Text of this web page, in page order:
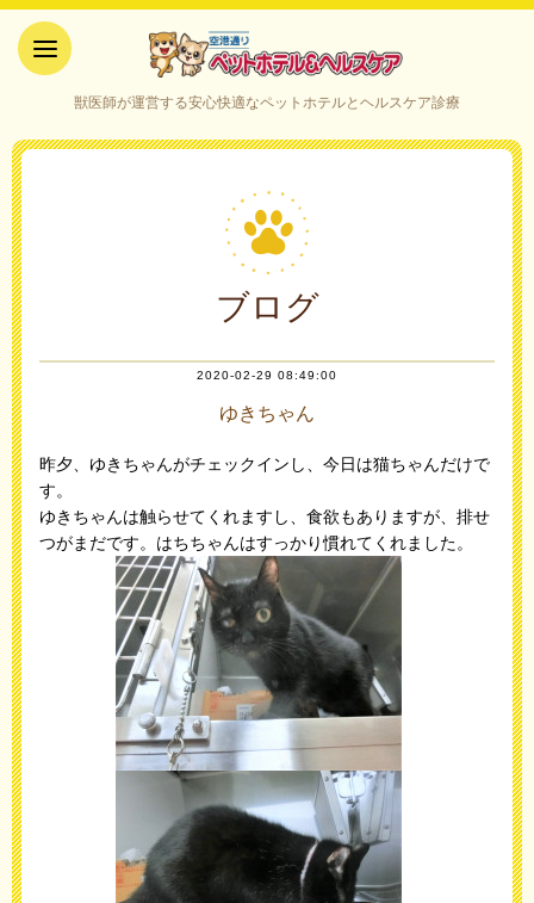
ケア｜山口県宇部市
獣医師が運営する安心快適なペットホテルとヘルスケア診療
ブログ
2020-02-29 08:49:00
ゆきちゃん
昨夕、ゆきちゃんがチェックインし、今日は猫ちゃんだけで
す。
ゆきちゃんは触らせてくれますし、食欲もありますが、排せ
つがまだです。はちちゃんはすっかり慣れてくれました。